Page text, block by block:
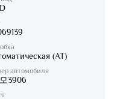
(AT)
автомобиля
3906